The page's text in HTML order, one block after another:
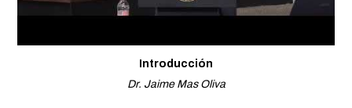
Introducción
Dr. Jaime Mas Oliva